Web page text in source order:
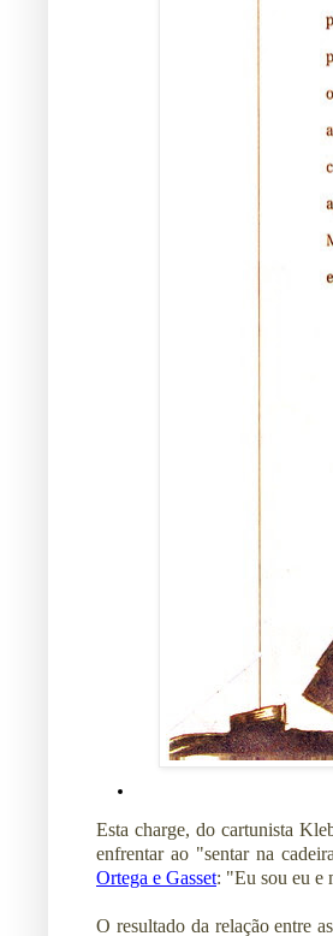
Esta charge, do cartunista
enfrentar ao "sentar na
Ortega e Gasset: "Eu sou eu e
O resultado da relação entre